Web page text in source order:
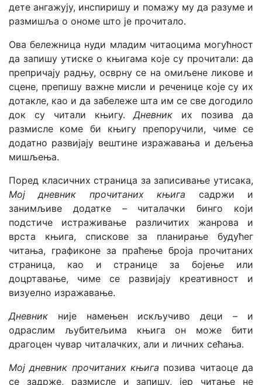
дете ангажују, инспиришу и помажу му да разуме и
размишља о ономе што је прочитало.
Ова бележница нуди младим читаоцима могућност
да запишу утиске о књигама које су прочитали: да
препричају радњу, осврну се на омиљене ликове и
сцене, препишу важне мисли и реченице које су их
дотакле, као и да забележе шта им се све догодило
док су читали књигу.Дневник их позива да
размисле коме би књигу препоручили, чиме се
додатно развијају вештине изражавања и дељења
мишљења.
Поред класичних страница за записивање утисака,
Мој дневник прочитаних књига садржи и
занимљиве додатке – читалачки бинго који
подстиче истраживање различитих жанрова и
врста књига, спискове за планирање будућег
читања, графиконе за праћење броја прочитаних
страница, као и странице за бојење или
доцртавање, чиме се развијају креативност и
визуелно изражавање.
Дневник није намењен искључиво деци – и
одраслим љубитељима књига он може бити
драгоцен чувар читалачких, али и личних сећања.
Мој дневник прочитаних књига позива читаоце да
се задрже, размисле и запишу, јер читање не